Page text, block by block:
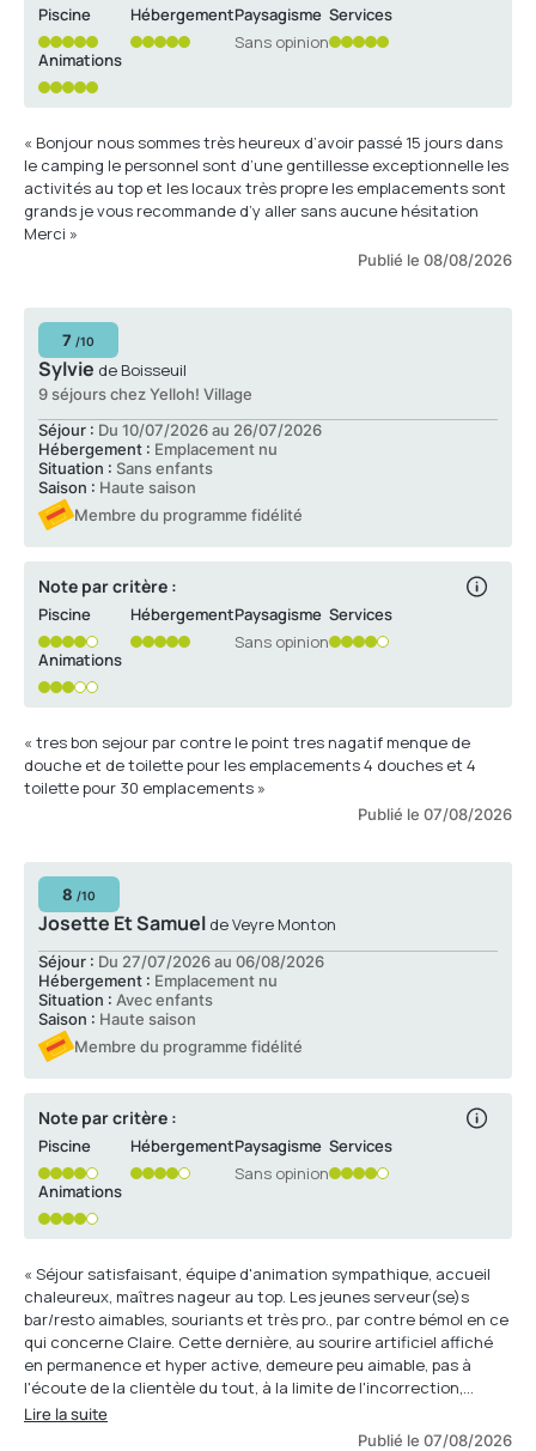
Piscine Hébergement Paysagisme
Sans opinion
Services
Animations
« Bonjour nous sommes très heureux d’avoir passé 15 jours dans
le camping le personnel sont d’une gentillesse exceptionnelle les
activités au top et les locaux très propre les emplacements sont
grands je vous recommande d’y aller sans aucune hésitation
Merci »
Publié le 08/08/2026
7 /10
Sylvie de Boisseuil
9 séjours chez Yelloh! Village
Séjour : Du 10/07/2026 au 26/07/2026
Hébergement : Emplacement nu
Situation : Sans enfants
Saison : Haute saison
Membre du programme fidélité
Note par critère :
Piscine Hébergement Paysagisme
Sans opinion
Services
Animations
« tres bon sejour par contre le point tres nagatif menque de
douche et de toilette pour les emplacements 4 douches et 4
toilette pour 30 emplacements »
Publié le 07/08/2026
8 /10
Josette Et Samuel de Veyre Monton
Séjour : Du 27/07/2026 au 06/08/2026
Hébergement : Emplacement nu
Situation : Avec enfants
Saison : Haute saison
Membre du programme fidélité
Note par critère :
Piscine Hébergement Paysagisme
Sans opinion
Services
Animations
« Séjour satisfaisant, équipe d'animation sympathique, accueil
chaleureux, maîtres nageur au top. Les jeunes serveur(se)s
bar/resto aimables, souriants et très pro., par contre bémol en ce
qui concerne Claire. Cette dernière, au sourire artificiel affiché
en permanence et hyper active, demeure peu aimable, pas à
l'écoute de la clientèle du tout, à la limite de l'incorrection,
nettoie la table alors qu'installés depuis 1/4 d'h vous n'avez pas
fini votre consommation... Impossibilité de retenir une table pour
Lire la suite
Publié le 07/08/2026